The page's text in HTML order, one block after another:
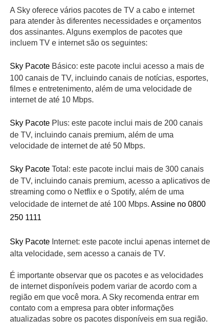
A Sky oferece vários pacotes de TV a cabo e internet
para atender às diferentes necessidades e orçamentos
dos assinantes. Alguns exemplos de pacotes que
incluem TV e internet são os seguintes:
Sky Pacote Básico: este pacote inclui acesso a mais de
100 canais de TV, incluindo canais de notícias, esportes,
filmes e entretenimento, além de uma velocidade de
internet de até 10 Mbps.
Sky Pacote Plus: este pacote inclui mais de 200 canais
de TV, incluindo canais premium, além de uma
velocidade de internet de até 50 Mbps.
Sky Pacote Total: este pacote inclui mais de 300 canais
de TV, incluindo canais premium, acesso a aplicativos de
streaming como o Netflix e o Spotify, além de uma
velocidade de internet de até 100 Mbps. Assine no 0800
250 1111
Sky Pacote Internet: este pacote inclui apenas internet de
alta velocidade, sem acesso a canais de TV.
É importante observar que os pacotes e as velocidades
de internet disponíveis podem variar de acordo com a
região em que você mora. A Sky recomenda entrar em
contato com a empresa para obter informações
atualizadas sobre os pacotes disponíveis em sua região.